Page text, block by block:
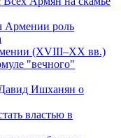
Армении роль
(XVIII–XX вв.)
"вечного"
Ишханян о
властью в